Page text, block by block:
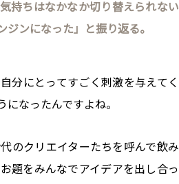
持ちはなかなか切り替えられない
ンになった」と振り返る。
分にとってすごく刺激を与えてく
なったんですよね。
のクリエイターたちを呼んで飲み
題をみんなでアイデアを出し合っ